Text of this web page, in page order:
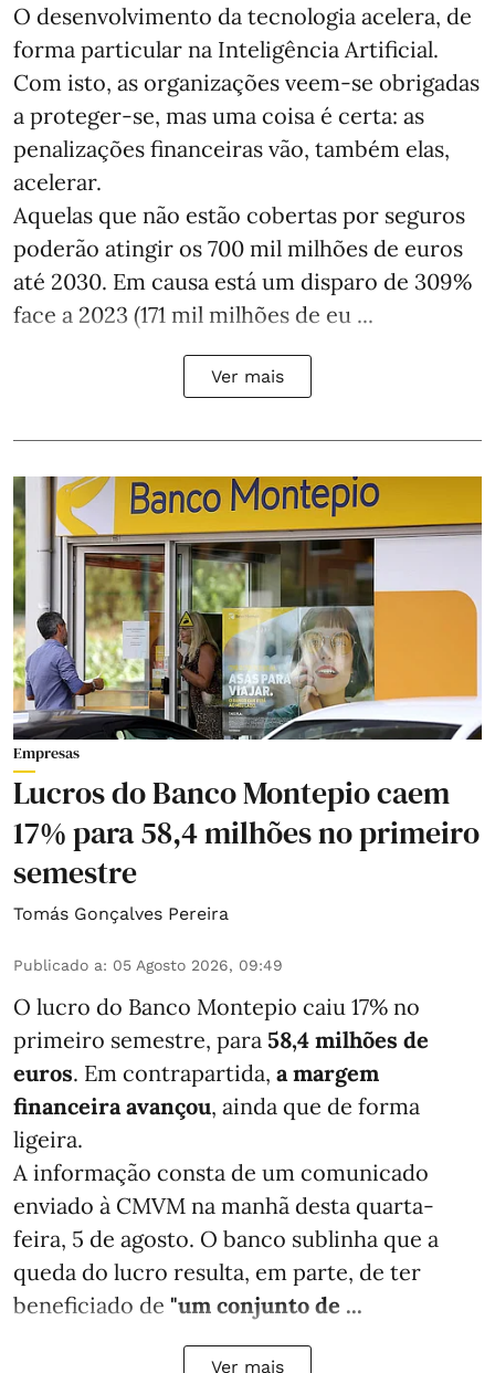
O desenvolvimento da tecnologia acelera, de
forma particular na Inteligência Artificial.
Com isto, as organizações veem-se obrigadas
a proteger-se, mas uma coisa é certa: as
penalizações financeiras vão, também elas,
acelerar.
Aquelas que não estão cobertas por seguros
poderão atingir os 700 mil milhões de euros
até 2030. Em causa está um disparo de 309%
face a 2023 (171 mil milhões de eu ...
Ver mais
Empresas
Lucros do Banco Montepio caem
17% para 58,4 milhões no primeiro
semestre
Tomás Gonçalves Pereira
Publicado a: 05 Agosto 2026, 09:49
O lucro do Banco Montepio caiu 17% no
primeiro semestre, para 58,4 milhões de
euros. Em contrapartida, a margem
financeira avançou, ainda que de forma
ligeira.
A informação consta de um comunicado
enviado à CMVM na manhã desta quarta-
feira, 5 de agosto. O banco sublinha que a
queda do lucro resulta, em parte, de ter
beneficiado de "um conjunto de ...
Ver mais